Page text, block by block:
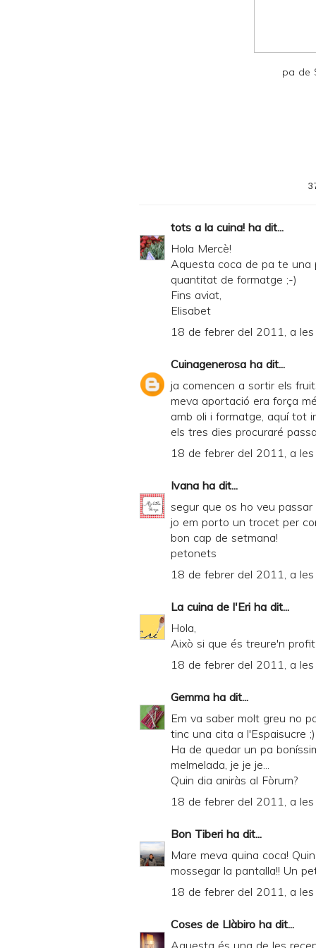
pa de
tots a la cuina! ha dit...
Hola Mercè!
Aquesta coca de pa te una
quantitat de formatge ;-)
Fins aviat,
Elisabet
18 de febrer del 2011, a
Cuinagenerosa ha dit...
ja comencen a sortir els
meva aportació era força
amb oli i formatge, aquí tot
els tres dies procuraré
18 de febrer del 2011, a
Ivana ha dit...
segur que os ho veu passar
jo em porto un trocet per
bon cap de setmana!
petonets
18 de febrer del 2011, a
La cuina de l'Eri ha dit...
Hola,
Això si que és treure'n
18 de febrer del 2011, a
Gemma ha dit...
Em va saber molt greu no
tinc una cita a l'Espaisucre ;)
Ha de quedar un pa
melmelada, je je je...
Quin dia aniràs al Fòrum?
18 de febrer del 2011, a
Bon Tiberi ha dit...
Mare meva quina coca!
mossegar la pantalla!! Un
18 de febrer del 2011, a
Coses de Llàbiro ha dit...
Aquesta és una de les